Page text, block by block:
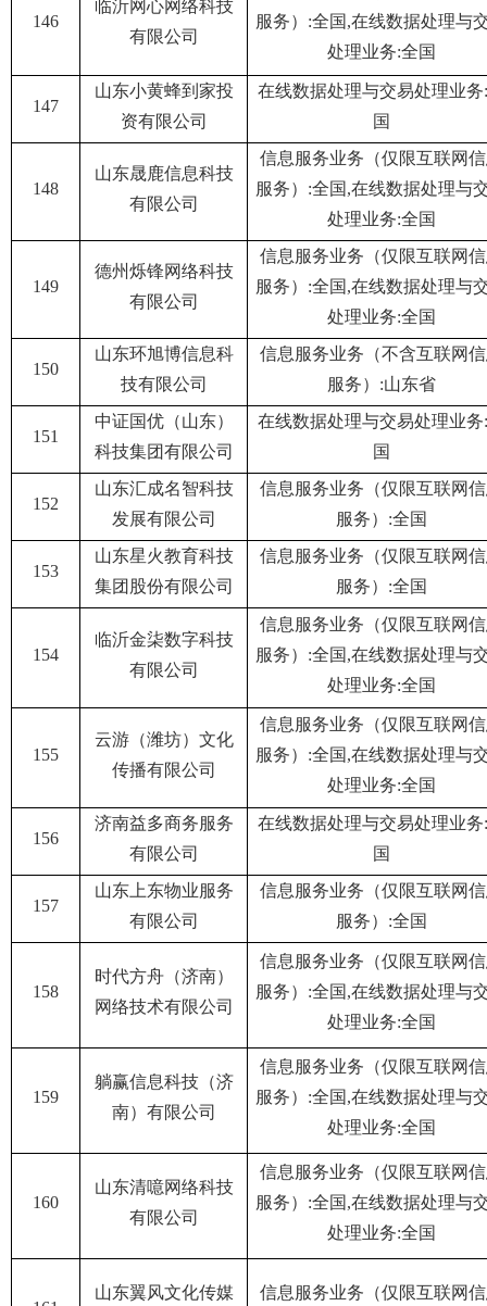
146
临沂网心网络科技
有限公司
服务）:全国,在线数据处理与
处理业务:全国
147
山东小黄蜂到家投
资有限公司
在线数据处理与交易处理业务
国
148
山东晟鹿信息科技
有限公司
信息服务业务（仅限互联网
服务）:全国,在线数据处理与
处理业务:全国
149
德州烁锋网络科技
有限公司
信息服务业务（仅限互联网
服务）:全国,在线数据处理与
处理业务:全国
150
山东环旭博信息科
技有限公司
信息服务业务（不含互联网
服务）:山东省
151
中证国优（山东）
科技集团有限公司
在线数据处理与交易处理业务
国
152
山东汇成名智科技
发展有限公司
信息服务业务（仅限互联网
服务）:全国
153
山东星火教育科技
集团股份有限公司
信息服务业务（仅限互联网
服务）:全国
154
临沂金柒数字科技
有限公司
信息服务业务（仅限互联网
服务）:全国,在线数据处理与
处理业务:全国
155
云游（潍坊）文化
传播有限公司
信息服务业务（仅限互联网
服务）:全国,在线数据处理与
处理业务:全国
156
济南益多商务服务
有限公司
在线数据处理与交易处理业务
国
157
山东上东物业服务
有限公司
信息服务业务（仅限互联网
服务）:全国
158
时代方舟（济南）
网络技术有限公司
信息服务业务（仅限互联网
服务）:全国,在线数据处理与
处理业务:全国
159
躺赢信息科技（济
南）有限公司
信息服务业务（仅限互联网
服务）:全国,在线数据处理与
处理业务:全国
160
山东清噫网络科技
有限公司
信息服务业务（仅限互联网
服务）:全国,在线数据处理与
处理业务:全国
山东翼风文化传媒
信息服务业务（仅限互联网